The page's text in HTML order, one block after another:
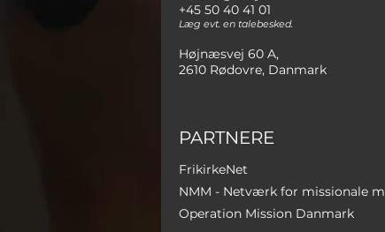
+45 50 40 41 01
Læg evt. en talebesked.
Højnæsvej 60 A,
2610 Rødovre, Danmark
PARTNERE
FrikirkeNet
NMM - Netværk for missionale
Operation Mission Danmark